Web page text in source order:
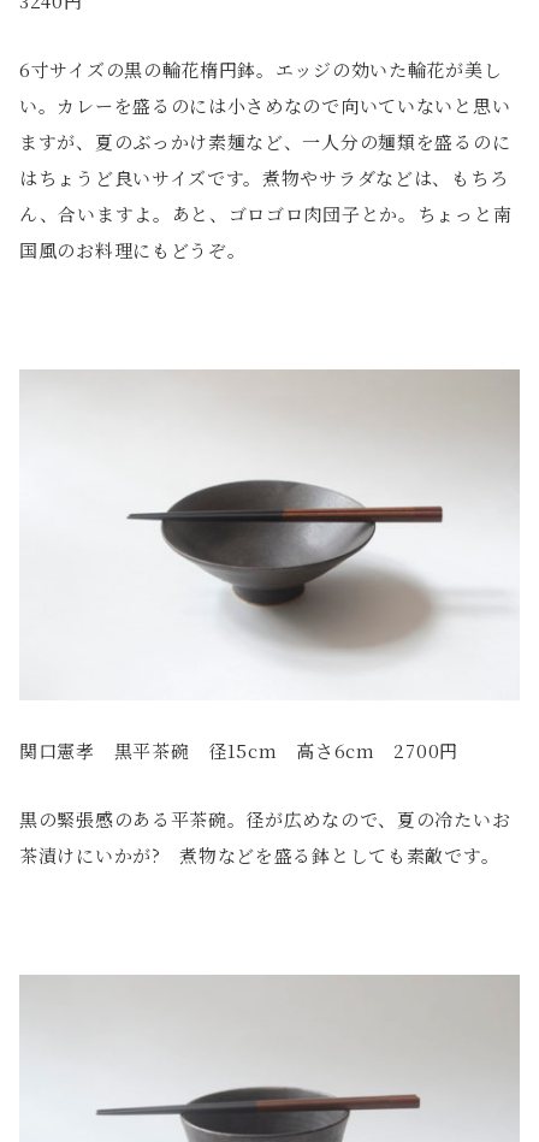
6寸サイズの黒の輪花楕円鉢。エッジの効いた輪花が美し
い。カレーを盛るのには小さめなので向いていないと思い
ますが、夏のぶっかけ素麺など、一人分の麺類を盛るのに
はちょうど良いサイズです。煮物やサラダなどは、もちろ
ん、合いますよ。あと、ゴロゴロ肉団子とか。ちょっと南
国風のお料理にもどうぞ。
関口憲孝 黒平茶碗 径15cm 高さ6cm 2700円
黒の緊張感のある平茶碗。径が広めなので、夏の冷たいお
茶漬けにいかが? 煮物などを盛る鉢としても素敵です。